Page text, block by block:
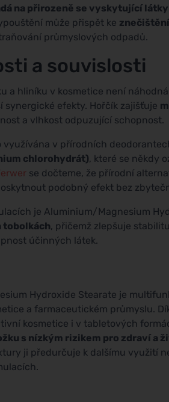
na přirozeně se vyskytující látky
může přispět ke
průmyslových odpadů.
a souvislosti
a hliníku v kosmetice není
synergické efekty. Hořčík zajišťuje
a vlhkost odpuzující schopnost.
využívána v přírodních
chlorohydrát), které se někdy
se dočteme, že přírodní
podobný efekt bez
je Aluminium/Magnesium
tobolkách, přičemž zlepšuje
účinných látek.
Hydroxide Stearate je
a farmaceutickém průmyslu.
kosmetice i v tabletových
s nízkým rizikem pro zdraví a
ji předurčuje k dalšímu využití